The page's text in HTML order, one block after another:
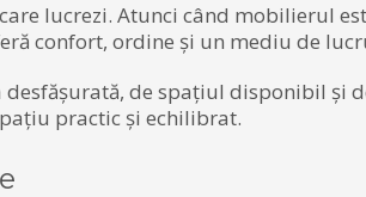
lucrezi. Atunci când mobilierul
confort, ordine și un mediu de
de spațiul disponibil și
practic și echilibrat.